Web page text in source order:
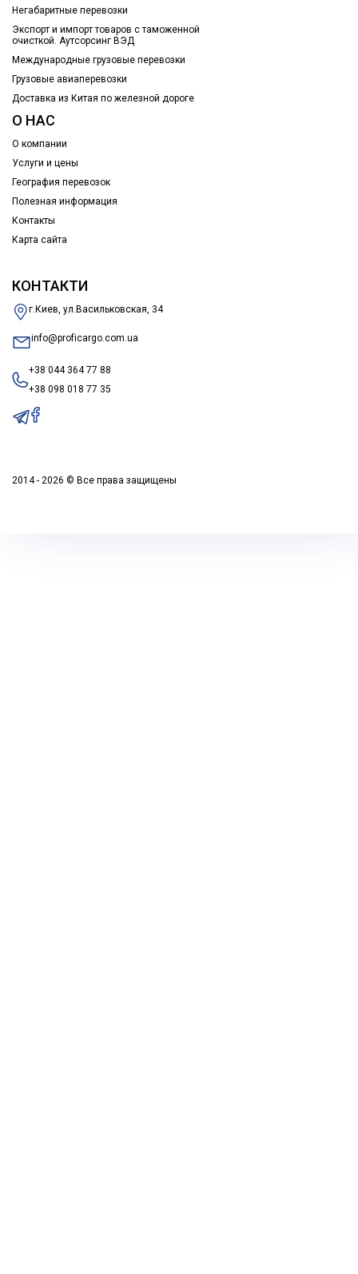
2014 - 2026 © Все права защищены
Негабаритные перевозки
Экспорт и импорт товаров с таможенной
очисткой. Аутсорсинг ВЭД
Международные грузовые перевозки
Грузовые авиаперевозки
Доставка из Китая по железной дороге
О НАС
О компании
Услуги и цены
География перевозок
Полезная информация
Контакты
Карта сайта
КОНТАКТИ
г.Киев, ул.Васильковская, 34
info@proficargo.com.ua
+38 044 364 77 88
+38 098 018 77 35